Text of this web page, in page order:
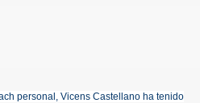
personal, Vicens Castellano ha tenido